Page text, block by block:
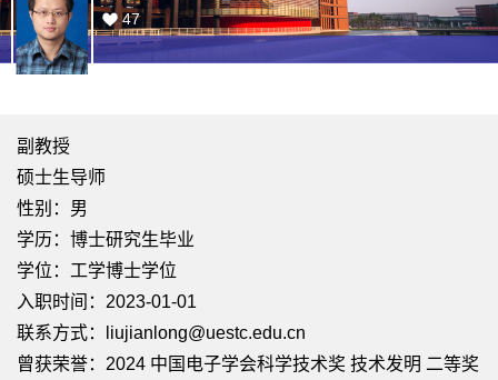
47
副教授
硕士生导师
性别：男
学历：博士研究生毕业
学位：工学博士学位
入职时间：2023-01-01
联系方式：
liujianlong@uestc.edu.cn
曾获荣誉：2024 中国电子学会科学技术奖 技术发明 二等奖